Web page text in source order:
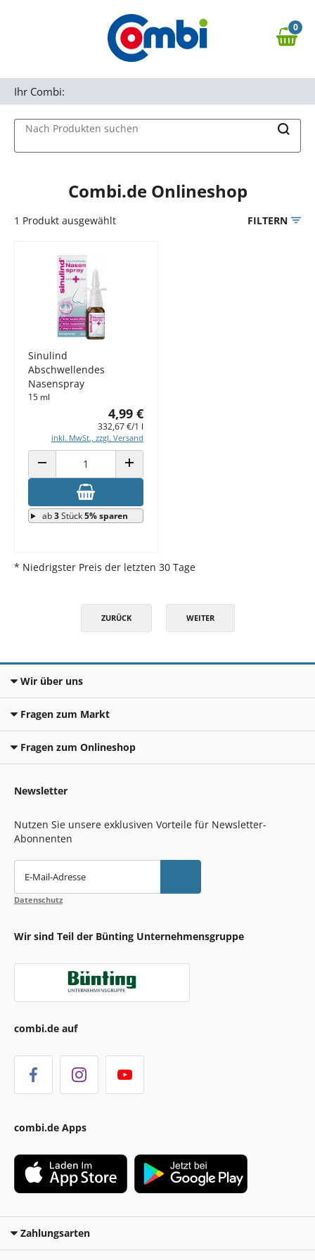
Zur Navigation springen
0,00 €
0
Nach Produkten suchen
Ihr Combi:
Combi.de Onlineshop
1 Produkt ausgewählt FILTERN
Sinulind
Abschwellendes
Nasenspray
15 ml
4,99 €
332,67 €/1 l
inkl. MwSt., zzgl. Versand
ANZAHL VERRINGERN ANZAHL ERHÖHEN
ab3Stück5% sparen
* Niedrigster Preis der letzten 30 Tage
ZURÜCK WEITER
Wir über uns
Fragen zum Markt
Fragen zum Onlineshop
Newsletter
Nutzen Sie unsere exklusiven Vorteile für Newsletter-
Abonnenten
E-Mail-Adresse
Datenschutz
Wir sind Teil der Bünting Unternehmensgruppe
combi.de auf
combi.de Apps
Zahlungsarten